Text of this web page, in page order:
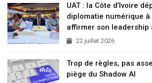
UAT : la Côte d’Ivoire
diplomatie numérique à
affirmer son
22 juillet 2026
Trop de règles, pas
piège du Shadow AI